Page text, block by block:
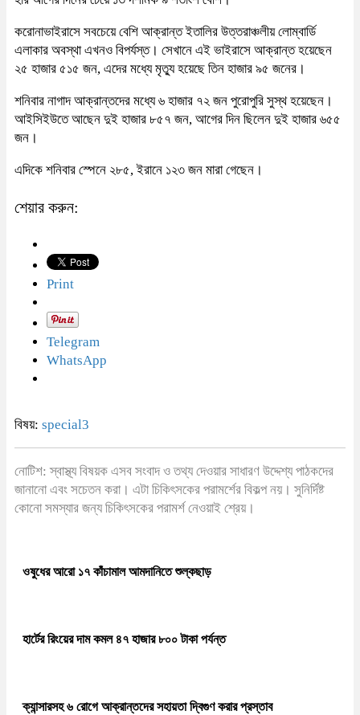
করোনাভাইরাসে সবচেয়ে বেশি আক্রান্ত ইতালির উত্তরাঞ্চলীয় লোম্বার্ডি
এলাকার অবস্থা এখনও বিপর্যস্ত। সেখানে এই ভাইরাসে আক্রান্ত হয়েছেন
২৫ হাজার ৫১৫ জন, এদের মধ্যে মৃত্যু হয়েছে তিন হাজার ৯৫ জনের।
শনিবার নাগাদ আক্রান্তদের মধ্যে ৬ হাজার ৭২ জন পুরোপুরি সুস্থ হয়েছেন।
আইসিইউতে আছেন দুই হাজার ৮৫৭ জন, আগের দিন ছিলেন দুই হাজার ৬৫৫
জন।
এদিকে শনিবার স্পেনে ২৮৫, ইরানে ১২৩ জন মারা গেছেন।
শেয়ার করুন:
Print
Telegram
WhatsApp
বিষয়: special3
নোটিশ: স্বাস্থ্য বিষয়ক এসব সংবাদ ও তথ্য দেওয়ার সাধারণ উদ্দেশ্য পাঠকদের
জানানো এবং সচেতন করা। এটা চিকিৎসকের পরামর্শের বিকল্প নয়। সুনির্দিষ্ট
কোনো সমস্যার জন্য চিকিৎসকের পরামর্শ নেওয়াই শ্রেয়।
ওষুধের আরো ১৭ কাঁচামাল আমদানিতে শুল্কছাড়
হার্টের রিংয়ের দাম কমল ৪৭ হাজার ৮০০ টাকা পর্যন্ত
ক্যান্সারসহ ৬ রোগে আক্রান্তদের সহায়তা দ্বিগুণ করার প্রস্তাব